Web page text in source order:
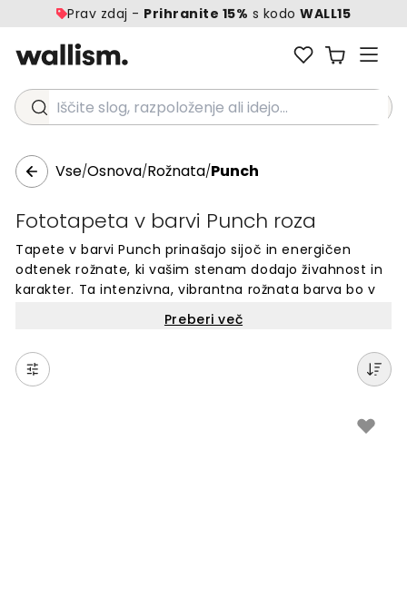
Prav zdaj - Prihranite 15% s kodo WALL15
Iščite slog, razpoloženje ali idejo...
Vse/Osnova/Rožnata/Punch
Fototapeta v barvi Punch roza
Tapete v barvi Punch prinašajo sijoč in energičen
odtenek rožnate, ki vašim stenam dodajo živahnost in
karakter. Ta intenzivna, vibrantna rožnata barva bo v
vaš dom vnesla igrivost in svežino. Punch je popolna
izbira za tiste, ki si želijo drzne barvne poudarke v
svojem prostoru. Ta sodobna in trendovska barva
stene spremeni v prave izjave sloga, ne glede na to, ali
jo uporabite za celoten prostor ali le za posamezne
Preberi več